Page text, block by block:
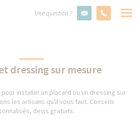
Une question ?
dressing sur mesure
installer un placard ou un dressing sur
les artisans qu'il vous faut. Conseils
devis gratuits.